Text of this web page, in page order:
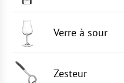
Verre à sour
Zesteur